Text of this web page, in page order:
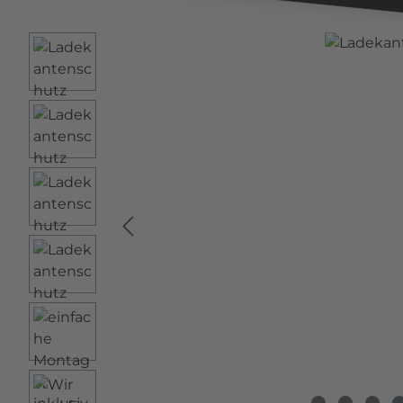
Bildergalerie überspringen